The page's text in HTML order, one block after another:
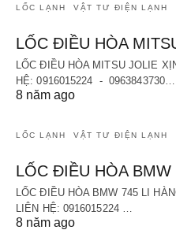
LỐC LẠNH VẬT TƯ ĐIỆN LẠNH
LỐC ĐIỀU HÒA
LỐC ĐIỀU HÒA MITSU JOLIE
HỆ: 0916015224 - 0963843730…
8 năm ago
LỐC LẠNH VẬT TƯ ĐIỆN LẠNH
LỐC ĐIỀU HÒA BMW
LỐC ĐIỀU HÒA BMW 745 LI
LIÊN HỆ: 0916015224 …
8 năm ago